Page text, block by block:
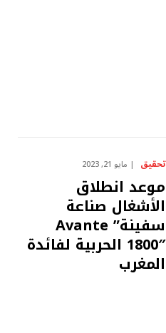
تحقيق مايو 21, 2023
موعد انطلاق
الأشغال صناعة
سفينة” Avante
1800″ الحربية لفائدة
المغرب